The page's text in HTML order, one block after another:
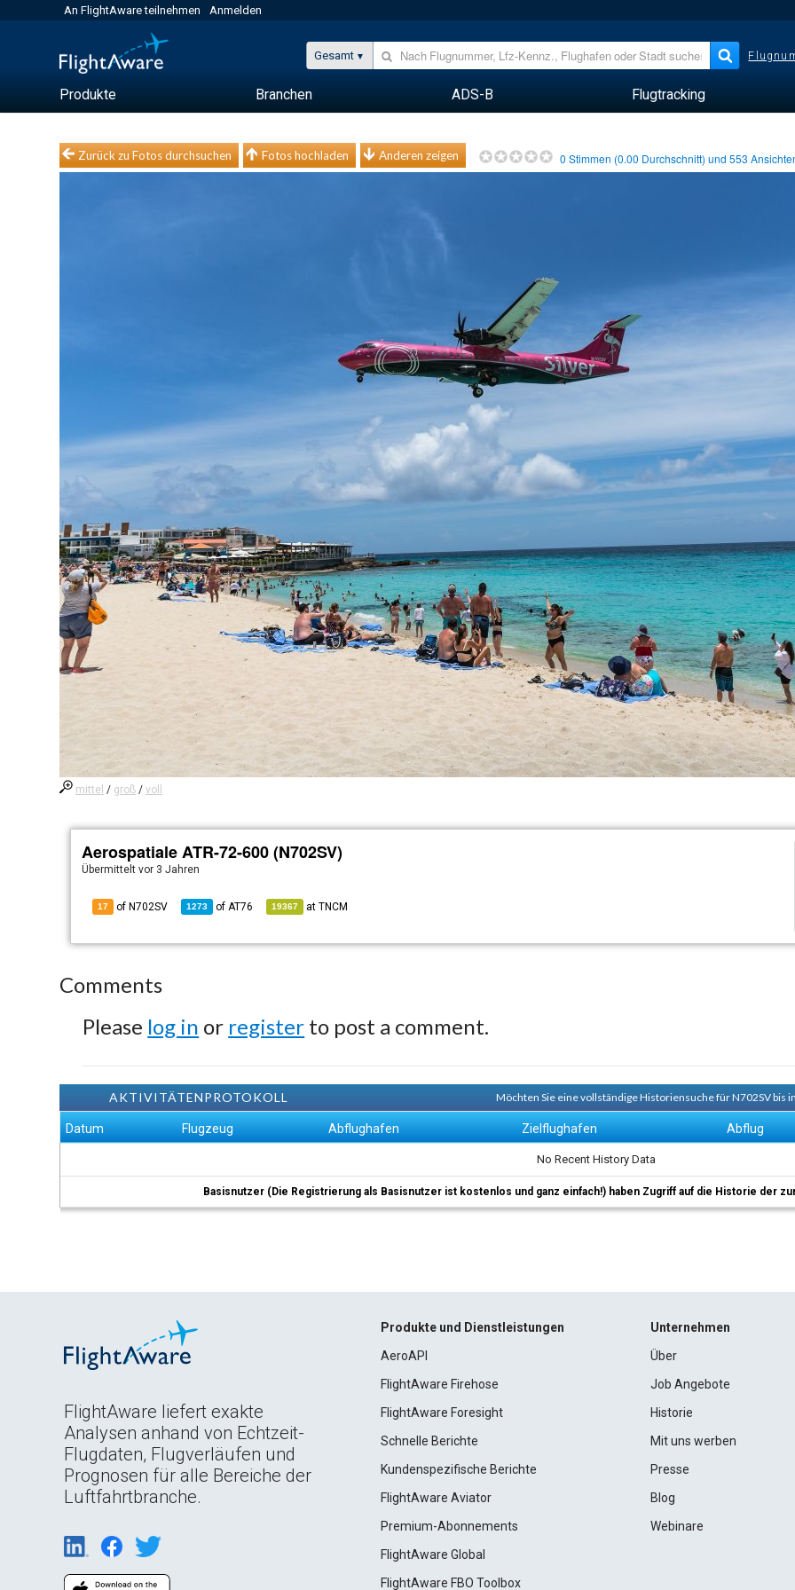
An FlightAware teilnehmen Anmelden
Gesamt
Produkte Branchen ADS-B Flugtracking
Zurück zu Fotos durchsuchen Fotos hochladen Anderen zeigen 0 Stimmen (0.00 Durchschnitt) und553
mittel / groß /voll
Aerospatiale ATR-72-600 (N702SV)
Übermitteltvor 3 Jahren
17 of N702SV 1273 ofAT76 19367 atTNCM
Comments
Please log in or register to post a comment.
AKTIVITÄTENPROTOKOLL Möchten Sie eine vollständige Historiensuche für N702SV bis
Datum Flugzeug Abflughafen Zielflughafen Abflug
No Recent History Data
Basisnutzer (Die Registrierung als Basisnutzer ist kostenlos und ganz einfach!) haben Zugriff auf die Historie der
FlightAware liefert exakte
Analysen anhand von Echtzeit-
Flugdaten, Flugverläufen und
Prognosen für alle Bereiche der
Luftfahrtbranche.
Produkte und Dienstleistungen
AeroAPI
FlightAware Firehose
FlightAware Foresight
Schnelle Berichte
Kundenspezifische Berichte
FlightAware Aviator
Premium-Abonnements
FlightAware Global
FlightAware FBO Toolbox
Unternehmen
Über
Job Angebote
Historie
Mit uns werben
Presse
Blog
Webinare